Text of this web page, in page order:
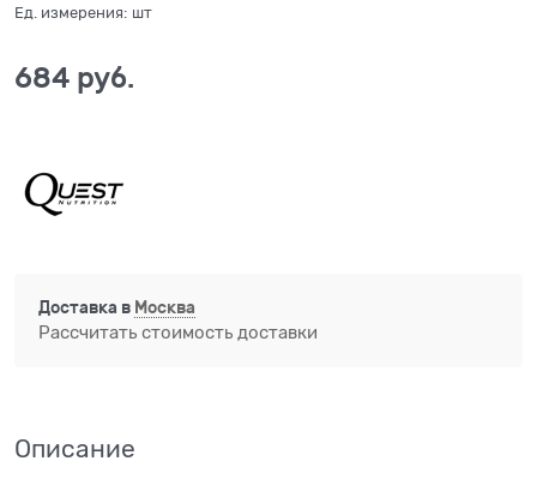
Ед. измерения: шт
684 руб.
Доставка в Москва
Рассчитать стоимость доставки
Описание